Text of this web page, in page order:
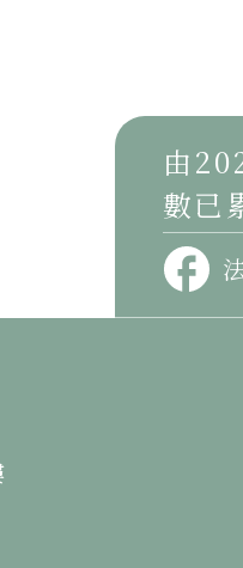
〈歷史理性
《當代文化批判》
由
數已